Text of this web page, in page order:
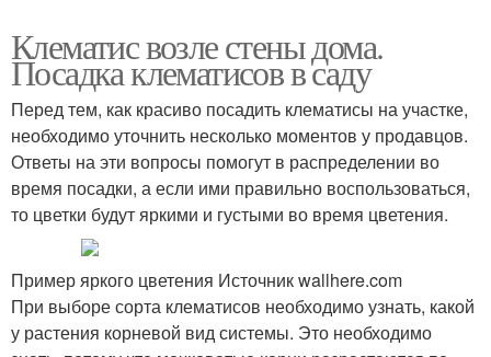
Клематис возле стены дома.
Посадка клематисов в саду
Перед тем, как красиво посадить клематисы на участке,
необходимо уточнить несколько моментов у продавцов.
Ответы на эти вопросы помогут в распределении во
время посадки, а если ими правильно воспользоваться,
то цветки будут яркими и густыми во время цветения.
Пример яркого цветения Источник wallhere.com
При выборе сорта клематисов необходимо узнать, какой
у растения корневой вид системы. Это необходимо